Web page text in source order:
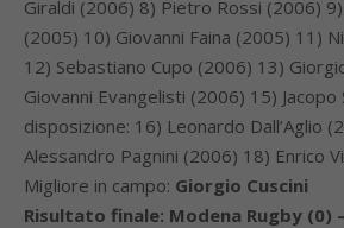
Giraldi (2006) 8) Pietro Rossi (2006)
(2005) 10) Giovanni Faina (2005) 11)
12) Sebastiano Cupo (2006) 13)
Giovanni Evangelisti (2006) 15)
disposizione: 16) Leonardo Dall’Aglio
Alessandro Pagnini (2006) 18) Enrico
Migliore in campo: Giorgio Cuscini
Risultato finale: Modena Rugby (0)